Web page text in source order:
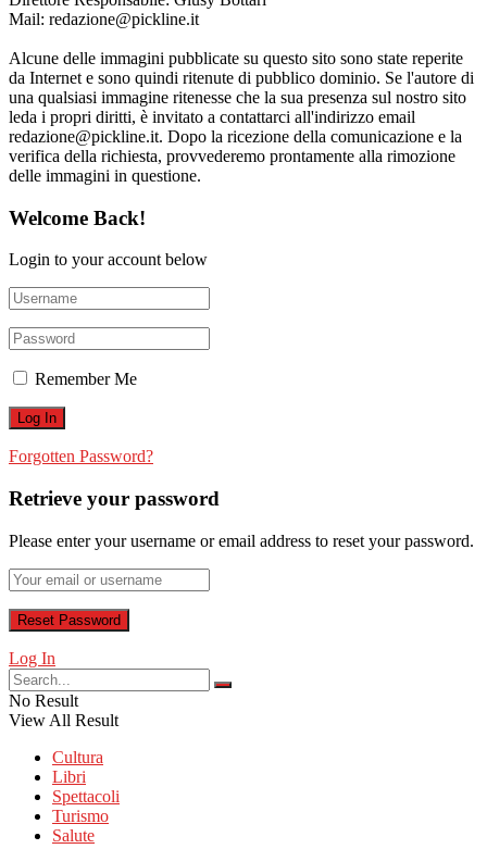
Mail: redazione@pickline.it
Alcune delle immagini pubblicate su questo sito sono state reperite
da Internet e sono quindi ritenute di pubblico dominio. Se l'autore di
una qualsiasi immagine ritenesse che la sua presenza sul nostro sito
leda i propri diritti, è invitato a contattarci all'indirizzo email
redazione@pickline.it. Dopo la ricezione della comunicazione e la
verifica della richiesta, provvederemo prontamente alla rimozione
delle immagini in questione.
Welcome Back!
Login to your account below
Remember Me
Forgotten Password?
Retrieve your password
Please enter your username or email address to reset your password.
Log In
No Result
View All Result
Cultura
Libri
Spettacoli
Turismo
Salute